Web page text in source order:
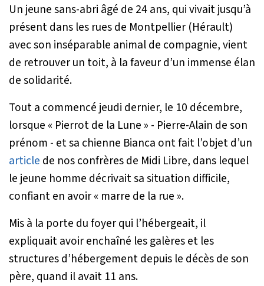
Un jeune sans-abri âgé de 24 ans, qui vivait jusqu’à
présent dans les rues de Montpellier (Hérault)
avec son inséparable animal de compagnie, vient
de retrouver un toit, à la faveur d’un immense élan
de solidarité.
Tout a commencé jeudi dernier, le 10 décembre,
lorsque « Pierrot de la Lune » - Pierre-Alain de son
prénom - et sa chienne Bianca ont fait l’objet d’un
article de nos confrères de Midi Libre, dans lequel
le jeune homme décrivait sa situation difficile,
confiant en avoir « marre de la rue ».
Mis à la porte du foyer qui l’hébergeait, il
expliquait avoir enchaîné les galères et les
structures d’hébergement depuis le décès de son
père, quand il avait 11 ans.